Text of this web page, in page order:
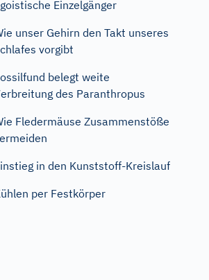
Einzelgänger
unser Gehirn den Takt unseres
vorgibt
belegt weite
des Paranthropus
Fledermäuse Zusammenstöße
in den Kunststoff-Kreislauf
per Festkörper